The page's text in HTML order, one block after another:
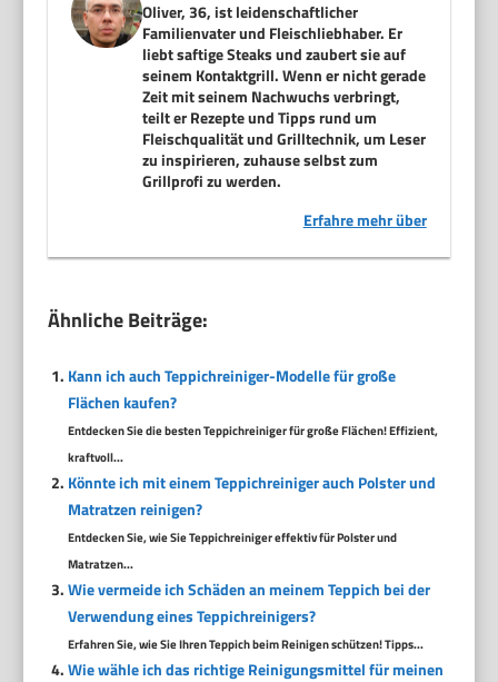
Oliver, 36, ist leidenschaftlicher
Familienvater und Fleischliebhaber. Er
liebt saftige Steaks und zaubert sie auf
seinem Kontaktgrill. Wenn er nicht gerade
Zeit mit seinem Nachwuchs verbringt,
teilt er Rezepte und Tipps rund um
Fleischqualität und Grilltechnik, um Leser
zu inspirieren, zuhause selbst zum
Grillprofi zu werden.
Erfahre mehr über
Ähnliche Beiträge:
Kann ich auch Teppichreiniger-Modelle für große
Flächen kaufen?
Entdecken Sie die besten Teppichreiniger für große Flächen! Effizient,
kraftvoll...
Könnte ich mit einem Teppichreiniger auch Polster und
Matratzen reinigen?
Entdecken Sie, wie Sie Teppichreiniger effektiv für Polster und
Matratzen...
Wie vermeide ich Schäden an meinem Teppich bei der
Verwendung eines Teppichreinigers?
Erfahren Sie, wie Sie Ihren Teppich beim Reinigen schützen! Tipps...
Wie wähle ich das richtige Reinigungsmittel für meinen